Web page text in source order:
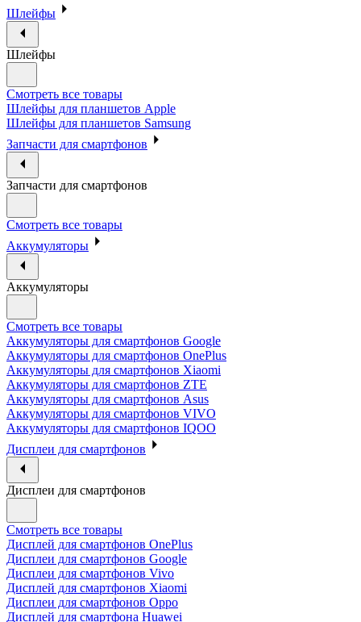
Шлейфы
Шлейфы
Смотреть все товары
Шлейфы для планшетов Apple
Шлейфы для планшетов Samsung
Запчасти для смартфонов
Запчасти для смартфонов
Смотреть все товары
Аккумуляторы
Аккумуляторы
Смотреть все товары
Аккумуляторы для смартфонов Google
Аккумуляторы для смартфонов OnePlus
Аккумуляторы для смартфонов Xiaomi
Аккумуляторы для смартфонов ZTE
Аккумуляторы для cмартфонов Asus
Аккумуляторы для смартфонов VIVO
Аккумуляторы для смартфонов IQOO
Дисплеи для смартфонов
Дисплеи для смартфонов
Смотреть все товары
Дисплей для смартфонов OnePlus
Дисплеи для смартфонов Google
Дисплеи для смартфонов Vivo
Дисплей для смартфонов Xiaomi
Дисплеи для смартфонов Oppo
Дисплей для смартфона Huawei